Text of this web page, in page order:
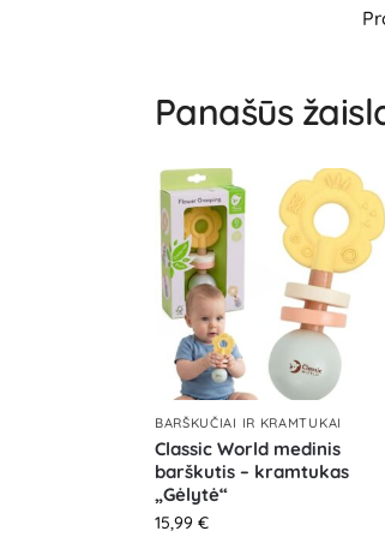
Panašūs
BARŠKUČIAI IR KRAMTUKAI
Classic World medinis
barškutis – kramtukas
„Gėlytė“
15,99 €